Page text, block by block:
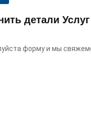
детали Услуг
форму и мы